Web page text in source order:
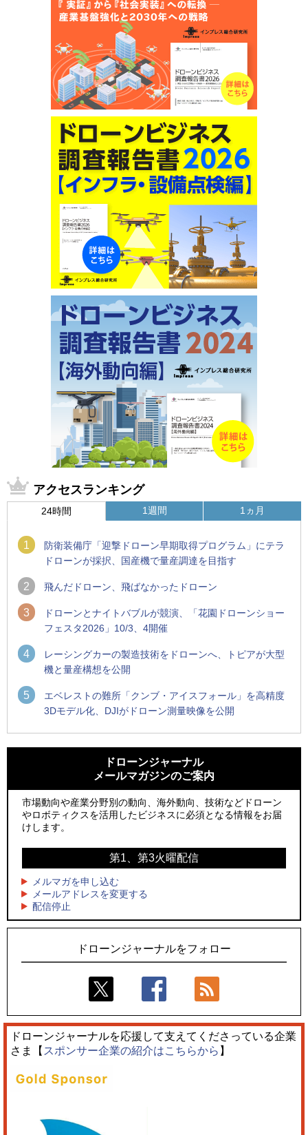
アクセスランキング
24時間
1
防衛装備庁「迎撃ドローン早期取得プログラム」にテラ
ドローンが採択、国産機で量産調達を目指す
2 飛んだドローン、飛ばなかったドローン
3
ドローンとナイトバブルが競演、「花園ドローンショー
フェスタ2026」10/3、4開催
4
レーシングカーの製造技術をドローンへ、トピアが大型
機と量産構想を公開
5
エベレストの難所「クンブ・アイスフォール」を高精度
3Dモデル化、DJIがドローン測量映像を公開
1週間
ン」とドローンショーによる新演出を実施
防衛装備庁「迎撃ドローン早期取得プログラム」にテラドロ
ーンが採択、国産機で量産調達を目指す
レッドクリフ、足利花火大会で映画『スパイダーマン』や
ドローンとナイトバブルが競演、「花園ドローンショーフェ
スタ2026」10/3、4開催
飛んだドローン、飛ばなかったドローン
1ヵ月
ン」とドローンショーによる新演出を実施
国産AUVを社会実装へ、スタートアップ「BlueArch株式会
社」設立
防衛装備庁「迎撃ドローン早期取得プログラム」にテラドロ
サザンビーチちがさき花火大会で「復活の花火」打ち上げ、
キリンビールがライブ中継と連動した支援企画
ロボデックス、2時間超の飛行を目指す新型水素燃料電池ドロ
ーンを公開
ドローンジャーナル
メールマガジンのご案内
市場動向や産業分野別の動向、海外動向、技術などドローン
やロボティクスを活用したビジネスに必須となる情報をお届
けします。
第1、第3火曜配信
メルマガを申し込む
メールアドレスを変更する
配信停止
ドローンジャーナルをフォロー
ドローンジャーナルを応援して支えてくださっている企業
さま【 スポンサー企業の紹介はこちらから 】